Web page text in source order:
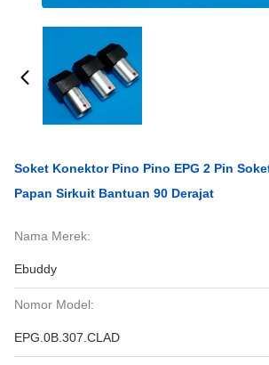
Soket Konektor Pino Pino EPG 2 Pin
Papan Sirkuit Bantuan 90 Derajat
Nama Merek:
Ebuddy
Nomor Model:
EPG.0B.307.CLAD